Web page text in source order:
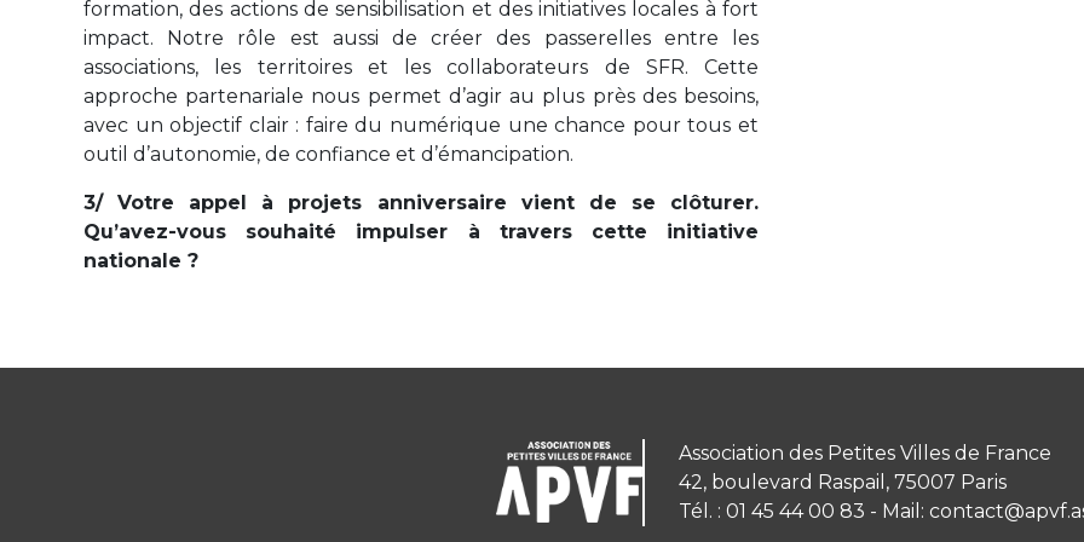
formation, des actions de sensibilisation et des initiatives locales à fort
impact. Notre rôle est aussi de créer des passerelles entre les
associations, les territoires et les collaborateurs de SFR. Cette
approche partenariale nous permet d’agir au plus près des besoins,
avec un objectif clair : faire du numérique une chance pour tous et
outil d’autonomie, de confiance et d’émancipation.
3/ Votre appel à projets anniversaire vient de se clôturer.
Qu’avez-vous souhaité impulser à travers cette initiative
nationale ?
Association des Petites Villes de France
42, boulevard Raspail, 75007 Paris
Tél. : 01 45 44 00 83 - Mail: